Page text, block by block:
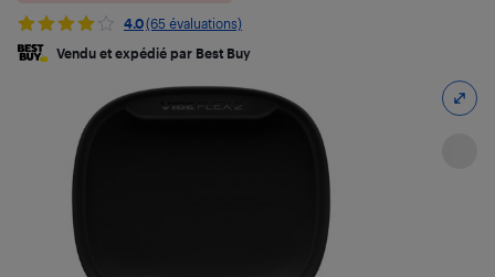
4.0(65 évaluations)
Vendu et expédié par Best Buy